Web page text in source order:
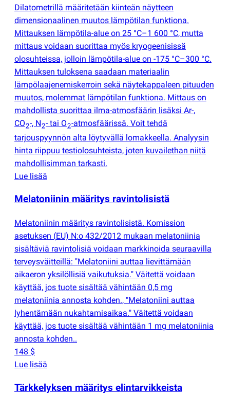
Dilatometrillä määritetään kiinteän näytteen
dimensionaalinen muutos lämpötilan funktiona.
Mittauksen lämpötila-alue on 25 °C–1 600 °C, mutta
mittaus voidaan suorittaa myös kryogeenisissä
olosuhteissa, jolloin lämpötila-alue on -175 °C–300 °C.
Mittauksen tuloksena saadaan materiaalin
lämpölaajenemiskerroin sekä näytekappaleen pituuden
muutos, molemmat lämpötilan funktiona. Mittaus on
mahdollista suorittaa ilma-atmosfäärin lisäksi Ar-,
CO2-, N2- tai O2-atmosfäärissä. Voit tehdä
tarjouspyynnön alta löytyvällä lomakkeella. Analyysin
hinta riippuu testiolosuhteista, joten kuvailethan niitä
mahdollisimman tarkasti.
Lue lisää
Melatoniinin määritys ravintolisistä
Melatoniinin määritys ravintolisistä. Komission
asetuksen (EU) N:o 432/2012 mukaan melatoniinia
sisältäviä ravintolisiä voidaan markkinoida seuraavilla
terveysväitteillä: "Melatoniini auttaa lievittämään
aikaeron yksilöllisiä vaikutuksia." Väitettä voidaan
käyttää, jos tuote sisältää vähintään 0,5 mg
melatoniinia annosta kohden., "Melatoniini auttaa
lyhentämään nukahtamisaikaa." Väitettä voidaan
käyttää, jos tuote sisältää vähintään 1 mg melatoniinia
annosta kohden..
148 $
Lue lisää
Tärkkelyksen määritys elintarvikkeista